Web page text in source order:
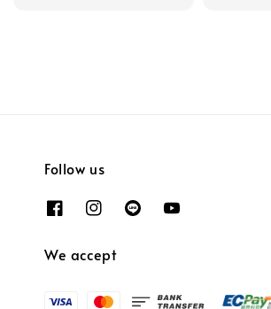
Follow us
We accept